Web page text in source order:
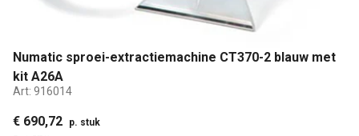
Numatic sproei-extractiemachine CT370-2 blauw met
kit A26A
Art: 916014
€ 690,72 p. stuk